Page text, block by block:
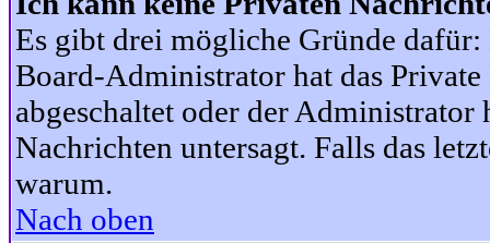
Es gibt drei mögliche Gründe
Board-Administrator hat das
abgeschaltet oder der
Nachrichten untersagt. Falls das
warum.
Nach oben